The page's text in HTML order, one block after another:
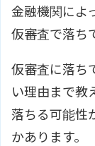
金融機関によ
仮審査で落ち
仮審査に落ち
い理由まで教
落ちる可能性
かあります。